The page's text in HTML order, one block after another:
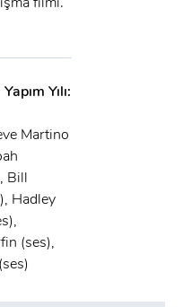
Yapım Yılı:
Martino
Bill
Hadley
(ses),